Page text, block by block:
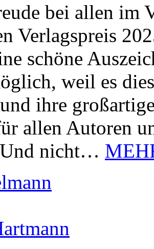
bei allen im
Verlagspreis
schöne
weil es
ihre
allen Autoren
nicht…